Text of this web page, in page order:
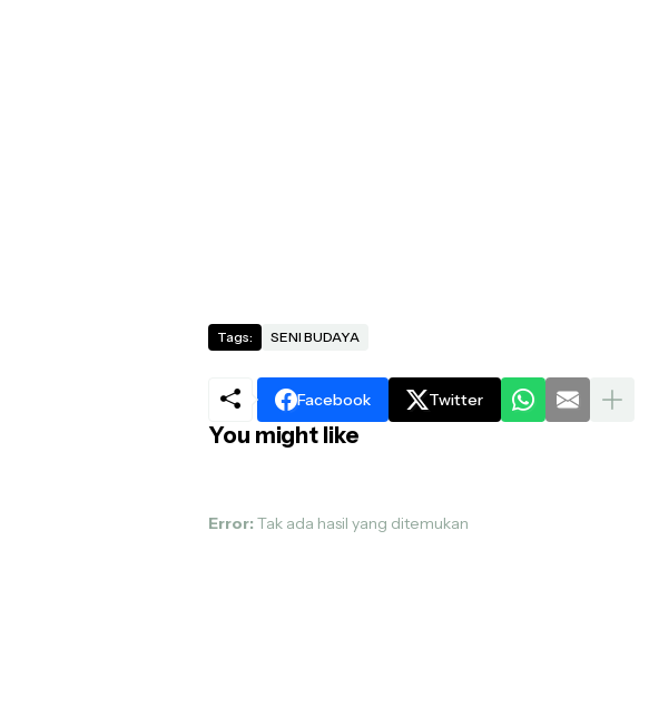
Tags: SENI BUDAYA
Facebook Twitter
You might like
Error: Tak ada hasil yang ditemukan